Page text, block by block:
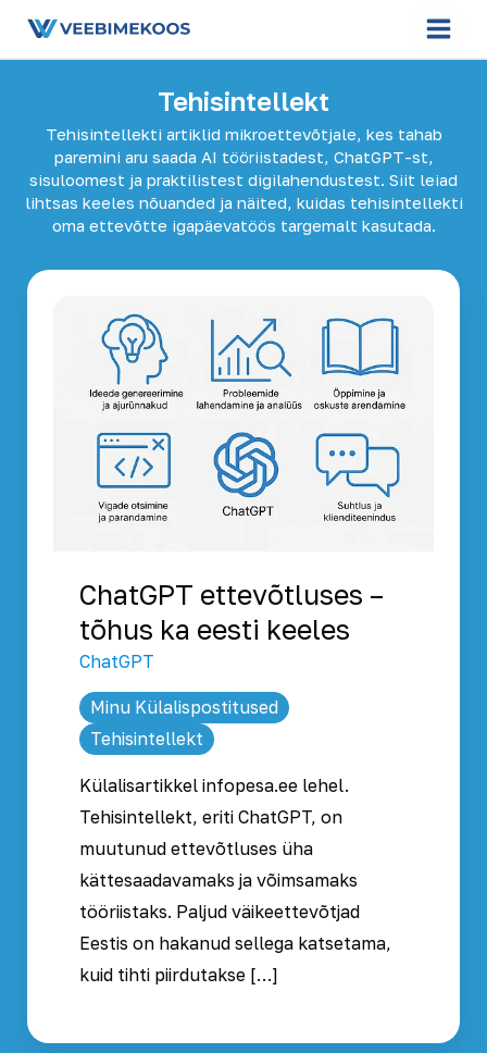
Skip
Tehisintellekt
Tehisintellekti artiklid mikroettevõtjale, kes tahab
paremini aru saada AI tööriistadest, ChatGPT-st,
sisuloomest ja praktilistest digilahendustest. Siit leiad
lihtsas keeles nõuanded ja näited, kuidas tehisintellekti
oma ettevõtte igapäevatöös targemalt kasutada.
ChatGPT ettevõtluses –
tõhus ka eesti keeles
ChatGPT
Minu Külalispostitused
Tehisintellekt
Külalisartikkel infopesa.ee lehel.
Tehisintellekt, eriti ChatGPT, on
muutunud ettevõtluses üha
kättesaadavamaks ja võimsamaks
tööriistaks. Paljud väikeettevõtjad
Eestis on hakanud sellega katsetama,
kuid tihti piirdutakse […]